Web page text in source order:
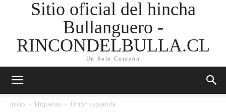
Sitio oficial del hincha
Bullanguero -
RINCONDELBULLA.CL
Un Solo Corazón
Inicio Etiquetas Unión Española